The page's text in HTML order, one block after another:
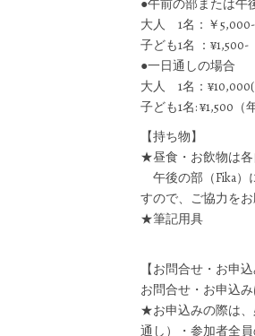
●午前の部または午
大人 1名：￥5,000-
子ども1名 ：
●一日通しの場合
大人 1名：¥10,000(
子ども1名: ¥1,500
【持ち物】
★昼食・お飲物は
午後の部（Fika）
すので、ご協力をお
★筆記用具
【お問合せ・お申込
お問合せ・お申込
★お申込みの際は、
通し）・参加者全